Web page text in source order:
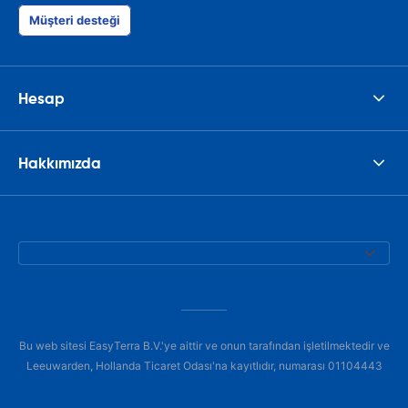
Müşteri desteği
Hesap
Hakkımızda
Bu web sitesi EasyTerra B.V.'ye aittir ve onun tarafından işletilmektedir ve
Leeuwarden, Hollanda Ticaret Odası'na kayıtlıdır, numarası 01104443